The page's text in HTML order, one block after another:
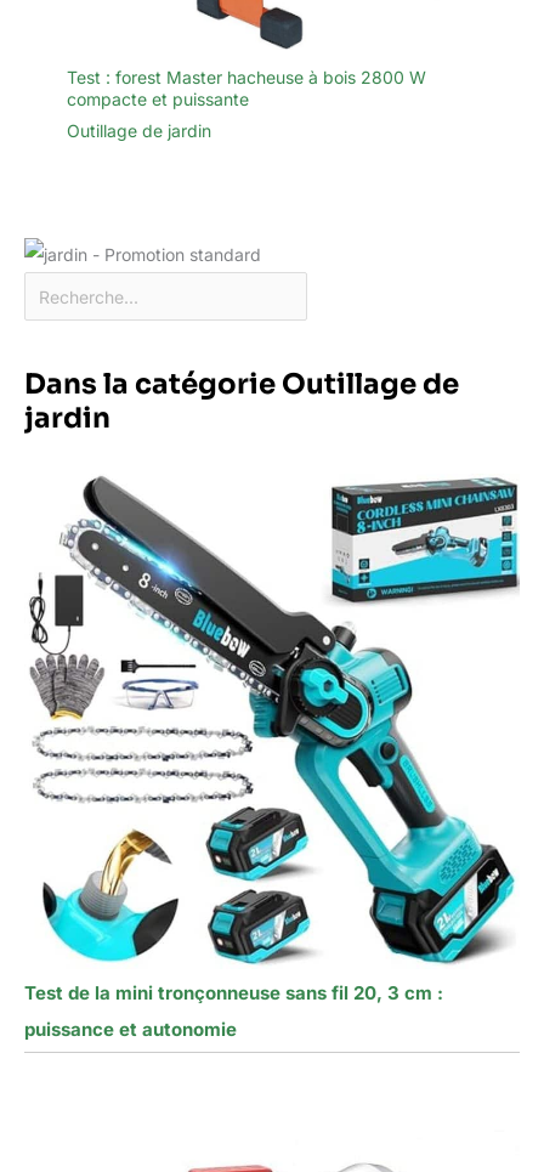
Test : forest Master hacheuse à bois 2800 W
compacte et puissante
Outillage de jardin
Dans la catégorie Outillage de
jardin
Test de la mini tronçonneuse sans fil 20, 3 cm :
puissance et autonomie